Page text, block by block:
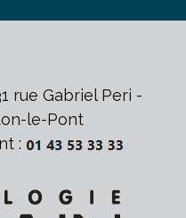
rue Gabriel Peri -
le-Pont
: